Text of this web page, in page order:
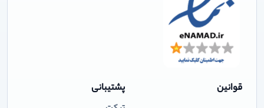
قوانین پشتیبانی